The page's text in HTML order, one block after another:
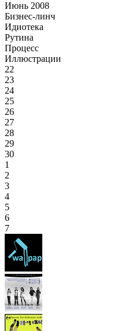
Июнь 2008
Бизнес-линч
Идиотека
Рутина
Процесс
Иллюстрации
22
23
24
25
26
27
28
29
30
1
2
3
4
5
6
7